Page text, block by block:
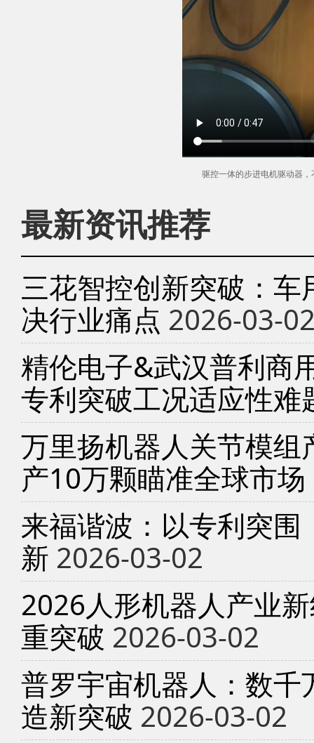
驱控一体的步进电机驱动器
最新资讯推荐
三花智控创新突破：
决行业痛点 2026-03-
精伦电子&武汉普利商
专利突破工况适应性难
万里扬机器人关节模
产10万颗瞄准全球市场
来福谐波：以专利突
新 2026-03-02
2026人形机器人产业
重突破 2026-03-02
普罗宇宙机器人：数
造新突破 2026-03-02